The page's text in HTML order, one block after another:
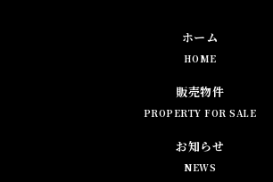
ホーム
HOME
販売物件
PROPERTY FOR SALE
お知らせ
NEWS